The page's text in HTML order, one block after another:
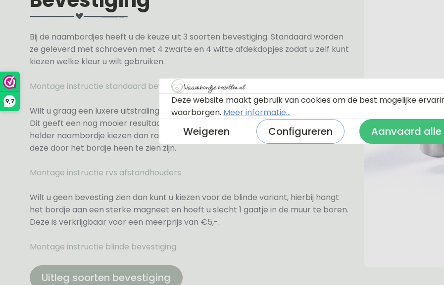
9,7
Bij de naambordjes heeft u de keuze uit 3 soorten bevestiging. Standaard worden
ze geleverd met schroeven met 4 zwarte en 4 witte afdekdopjes zodat u zelf kunt
kiezen welke kleur u wilt gebruiken.
Montage instructie standaard bevestiging
Wilt u graag een luxere uitstraling dan kunt u kiezen voor de rvs-afstandhouders.
Dit geeft een nog mooier resultaat voor een meerprijs van €6,-. Mocht u voor een
helder naambordje kiezen dan raden wij altijd de rvs-afstandhouders aan omdat
deze door het bordje heen te zien zijn.
Montage instructie rvs afstandhouders
Wilt u geen bevesting zien dan kunt u kiezen voor de blinde variant, hierbij hangt
het bordje aan een sterke magneet en hoeft u slecht 1 gaatje in de muur te boren.
Deze is verkrijgbaar voor een meerprijs van €5,-.
Montage instructie blinde bevestiging
Uitleg soorten bevestiging
Deze website maakt gebruik van cookies om de best mogelijke
waarborgen. Meer informatie...
Weigeren Configureren Aanvaard alle